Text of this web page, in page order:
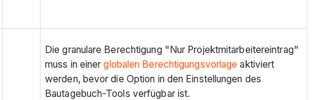
Die granulare Berechtigung "Nur Projektmitarbeitereintrag"
muss in einerglobalen Berechtigungsvorlageaktiviert
werden, bevor die Option in den Einstellungen des
Bautagebuch-Tools verfügbar ist.